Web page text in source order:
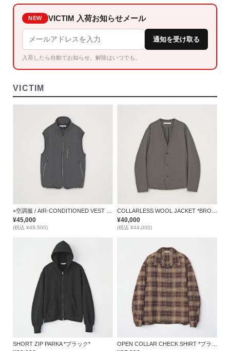
NEW VICTIM 入荷お知らせメール
通知を受け取る
入荷したら自動でお知らせ。解除はいつでも。
VICTIM
¥45,000
(税込 ¥49,500)
¥40,000
(税込 ¥44,000)
SHORT ZIP PARKA *ブラック*